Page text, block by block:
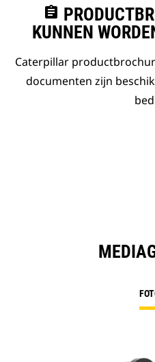
assignment
KUNNEN
Caterpillar
documenten zijn